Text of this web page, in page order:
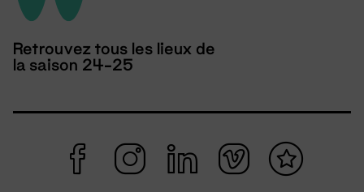
Retrouvez tous les lieux de
la saison 24-25